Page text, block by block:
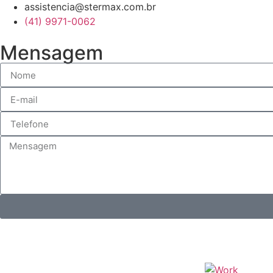
assistencia@stermax.com.br
(41) 9971-0062
Mensagem